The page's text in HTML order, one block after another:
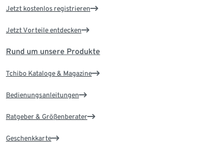
Jetzt kostenlos registrieren
Jetzt Vorteile entdecken
Rund um unsere Produkte
Tchibo Kataloge & Magazine
Bedienungsanleitungen
Ratgeber & Größenberater
Geschenkkarte